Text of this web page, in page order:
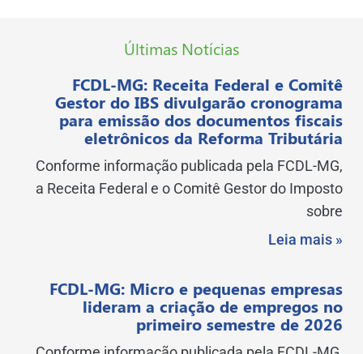
Últimas Notícias
FCDL-MG: Receita Federal e Comitê
Gestor do IBS divulgarão cronograma
para emissão dos documentos fiscais
eletrônicos da Reforma Tributária
Conforme informação publicada pela FCDL-MG,
a Receita Federal e o Comitê Gestor do Imposto
sobre
Leia mais »
FCDL-MG: Micro e pequenas empresas
lideram a criação de empregos no
primeiro semestre de 2026